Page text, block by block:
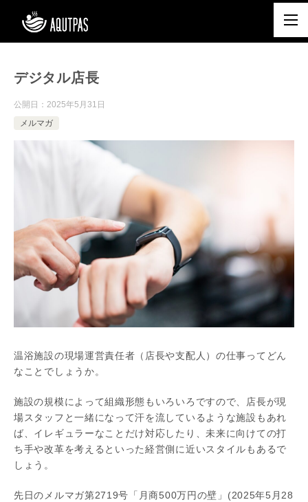
デジタル店長
公開日： 2025年5月31日
メルマガ
温浴施設の現場運営責任者（店長や支配人）の仕事ってどん
なことでしょうか。
施設の規模によって組織形態もいろいろですので、店長が現
場スタッフと一緒になって汗を流しているような施設もあれ
ば、イレギュラーなことだけ対応したり、未来に向けての打
ち手や改革を考えるといった経営側に近いスタイルもあるで
しょう。
先日のメルマガ第2719号「月商500万円の壁」(2025年5月28